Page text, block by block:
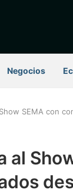
Negocios
SEMA con
al